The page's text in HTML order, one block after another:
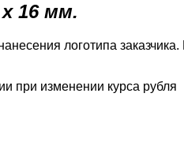
16 мм.
логотипа
при изменении курса рубля